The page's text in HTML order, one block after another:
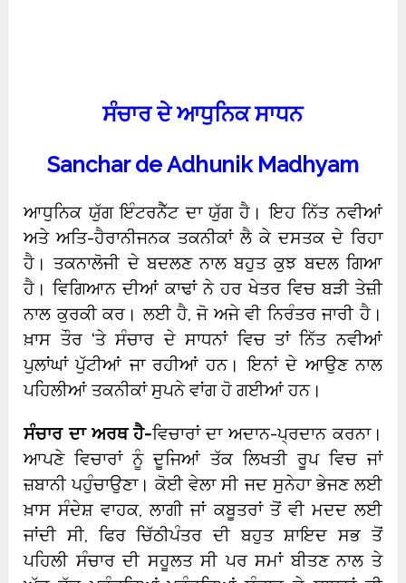
ਸੰਚਾਰ ਦੇ ਆਧੁਨਿਕ ਸਾਧਨ
Sanchar de Adhunik Madhyam
ਆਧੁਨਿਕ ਯੁੱਗ ਇੰਟਰਨੈੱਟ ਦਾ ਯੁੱਗ ਹੈ। ਇਹ ਨਿੱਤ ਨਵੀਆਂ
ਅਤੇ ਅਤਿ-ਹੈਰਾਨੀਜਨਕ ਤਕਨੀਕਾਂ ਲੈ ਕੇ ਦਸਤਕ ਦੇ ਰਿਹਾ
ਹੈ। ਤਕਨਾਲੋਜੀ ਦੇ ਬਦਲਣ ਨਾਲ ਬਹੁਤ ਕੁਝ ਬਦਲ ਗਿਆ
ਹੈ। ਵਿਗਿਆਨ ਦੀਆਂ ਕਾਢਾਂ ਨੇ ਹਰ ਖੇਤਰ ਵਿਚ ਬੜੀ ਤੇਜ਼ੀ
ਨਾਲ ਕੁਰਕੀ ਕਰ। ਲਈ ਹੈ, ਜੋ ਅਜੇ ਵੀ ਨਿਰੰਤਰ ਜਾਰੀ ਹੈ।
ਖ਼ਾਸ ਤੌਰ ‘ਤੇ ਸੰਚਾਰ ਦੇ ਸਾਧਨਾਂ ਵਿਚ ਤਾਂ ਨਿੱਤ ਨਵੀਆਂ
ਪੁਲਾਂਘਾਂ ਪੁੱਟੀਆਂ ਜਾ ਰਹੀਆਂ ਹਨ। ਇਨਾਂ ਦੇ ਆਉਣ ਨਾਲ
ਪਹਿਲੀਆਂ ਤਕਨੀਕਾਂ ਸੁਪਨੇ ਵਾਂਗ ਹੋ ਗਈਆਂ ਹਨ।
ਸੰਚਾਰ ਦਾ ਅਰਥ ਹੈ-ਵਿਚਾਰਾਂ ਦਾ ਅਦਾਨ-ਪ੍ਰਦਾਨ ਕਰਨਾ।
ਆਪਣੇ ਵਿਚਾਰਾਂ ਨੂੰ ਦੂਜਿਆਂ ਤੱਕ ਲਿਖਤੀ ਰੂਪ ਵਿਚ ਜਾਂ
ਜ਼ਬਾਨੀ ਪਹੁੰਚਾਉਣਾ। ਕੋਈ ਵੇਲਾ ਸੀ ਜਦ ਸੁਨੇਹਾ ਭੇਜਣ ਲਈ
ਖ਼ਾਸ ਸੰਦੇਸ਼ ਵਾਹਕ, ਲਾਗੀ ਜਾਂ ਕਬੂਤਰਾਂ ਤੋਂ ਵੀ ਮਦਦ ਲਈ
ਜਾਂਦੀ ਸੀ, ਫਿਰ ਚਿੱਠੀਪੰਤਰ ਦੀ ਬਹੁਤ ਸ਼ਾਇਦ ਸਭ ਤੋਂ
ਪਹਿਲੀ ਸੰਚਾਰ ਦੀ ਸਹੂਲਤ ਸੀ ਪਰ ਸਮਾਂ ਬੀਤਣ ਨਾਲ ਤੇ